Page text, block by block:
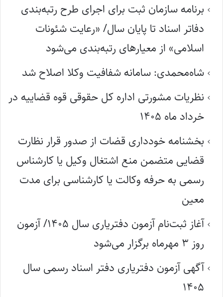
برنامه سازمان ثبت برای اجرای طرح رتبه‌بندی
دفاتر اسناد تا پایان سال/ «رعایت شئونات
اسلامی» از معیارهای رتبه‌بندی می‌شود
شاه‌محمدی: سامانه شفافیت وکلا اصلاح شد
نظریات مشورتی اداره کل حقوقی قوه قضاییه در
خرداد ماه ۱۴۰۵
بخشنامه خودداری قضات از صدور قرار نظارت
قضایی متضمن منع اشتغال وکیل یا کارشناس
رسمی به حرفه وکالت یا کارشناسی برای مدت
معین
آغاز ثبت‌نام آزمون دفتریاری سال ۱۴۰۵/ آزمون
روز ۳ مهرماه برگزار می‌شود
آگهی آزمون دفتریاری دفتر اسناد رسمی سال
۱۴۰۵